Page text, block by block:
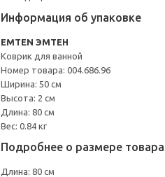
Информация об упаковке
EMTEN ЭМТЕН
Коврик для ванной
Номер товара: 004.686.96
Ширина: 50 см
Высота: 2 см
Длина: 80 см
Вес: 0.84 кг
Подробнее о размере товара
Длина: 80 см